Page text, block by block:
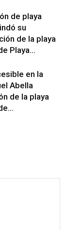
de playa
su
de la playa
Playa...
en la
Abella
de la playa